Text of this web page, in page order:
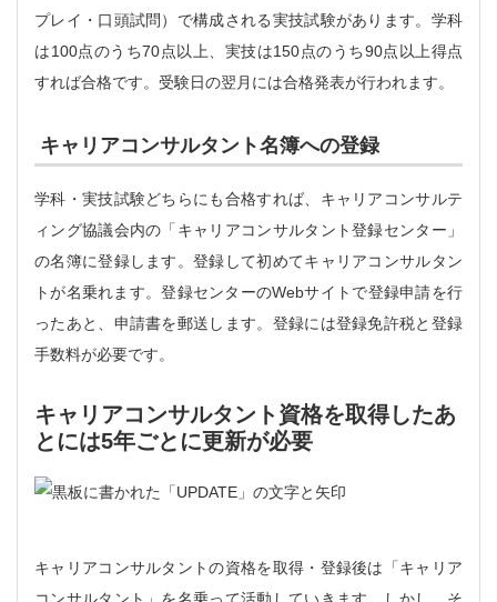
プレイ・口頭試問）で構成される実技試験があります。学科
は100点のうち70点以上、実技は150点のうち90点以上得点
すれば合格です。受験日の翌月には合格発表が行われます。
キャリアコンサルタント名簿への登録
学科・実技試験どちらにも合格すれば、キャリアコンサルテ
ィング協議会内の「キャリアコンサルタント登録センター」
の名簿に登録します。登録して初めてキャリアコンサルタン
トが名乗れます。登録センターのWebサイトで登録申請を行
ったあと、申請書を郵送します。登録には登録免許税と登録
手数料が必要です。
キャリアコンサルタント資格を取得したあ
とには5年ごとに更新が必要
キャリアコンサルタントの資格を取得・登録後は「キャリア